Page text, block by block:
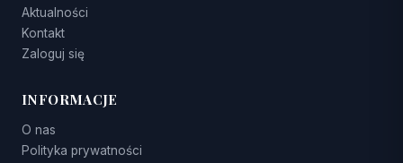
Aktualności
Kontakt
Zaloguj się
INFORMACJE
O nas
Polityka prywatności